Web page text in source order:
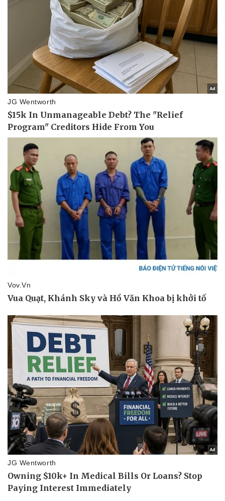
Pháp luật
Vụ án
Tin nóng
Tư vấn luật
Quân sự - Quốc phòng
Vũ khí
Việt Nam
Phân tích